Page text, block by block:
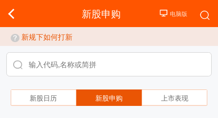
新股申购
新规下如何打新
新股日历 新股申购 上市表现